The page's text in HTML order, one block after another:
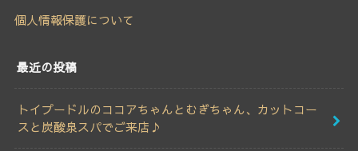
個人情報保護について
最近の投稿
トイプードルのココアちゃんとむぎちゃん、カットコー
スと炭酸泉スパでご来店♪